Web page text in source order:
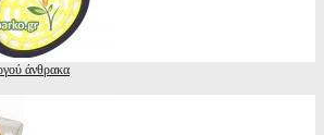
άνθρακα